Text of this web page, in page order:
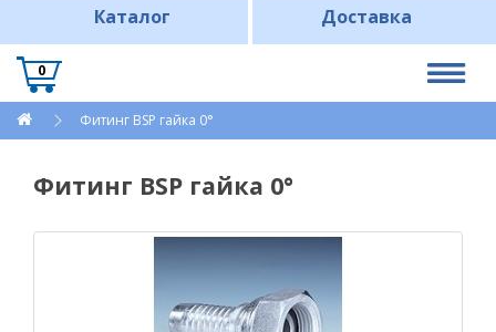
Каталог Доставка
0
Фитинг BSP гайка 0°
Фитинг BSP гайка 0°